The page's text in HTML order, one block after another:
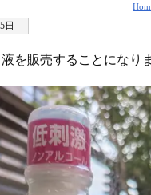
日
を販売することになり